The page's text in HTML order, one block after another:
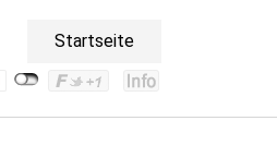
Startseite